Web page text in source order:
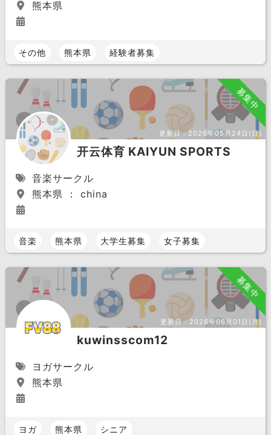
熊本県
その他 熊本県 経験者募集
募集中
更新日：2026年05月24日(日)
开云体育 KAIYUN SPORTS
音楽サークル
熊本県 ： china
音楽 熊本県 大学生募集 女子募集
募集中
更新日： 2026年06月01日(月)
kuwinsscom12
ヨガサークル
熊本県
ヨガ 熊本県 シニア